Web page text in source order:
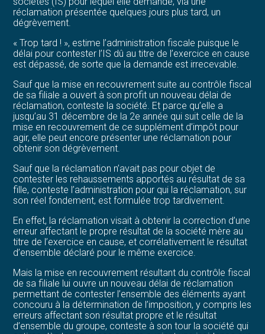
réclamation présentée quelques jours plus tard, un
dégrèvement.
« Trop tard ! », estime l’administration fiscale puisque le
délai pour contester l’IS dû au titre de l’exercice en cause
est dépassé, de sorte que la demande est irrecevable.
Sauf que la mise en recouvrement suite au contrôle fiscal
de sa filiale a ouvert à son profit un nouveau délai de
réclamation, conteste la société. Et parce qu’elle a
jusqu’au 31 décembre de la 2e année qui suit celle de la
mise en recouvrement de ce supplément d’impôt pour
agir, elle peut encore présenter une réclamation pour
obtenir son dégrèvement.
Sauf que la réclamation n’avait pas pour objet de
contester les rehaussements apportés au résultat de sa
fille, conteste l’administration pour qui la réclamation, sur
son réel fondement, est formulée trop tardivement.
En effet, la réclamation visait à obtenir la correction d’une
erreur affectant le propre résultat de la société mère au
titre de l’exercice en cause, et corrélativement le résultat
d’ensemble déclaré pour le même exercice.
Mais la mise en recouvrement résultant du contrôle fiscal
de sa filiale lui ouvre un nouveau délai de réclamation
permettant de contester l’ensemble des éléments ayant
concouru à la détermination de l’imposition, y compris les
erreurs affectant son résultat propre et le résultat
d’ensemble du groupe, conteste à son tour la société qui